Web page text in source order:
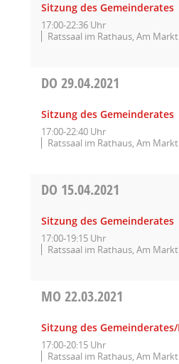
Sitzung des Gemeinderates
17:00-22:36 Uhr
Ratssaal im Rathaus, Am
DO29.04.2021
Sitzung des Gemeinderates
17:00-22:40 Uhr
Ratssaal im Rathaus, Am
DO 15.04.2021
Sitzung des Gemeinderates
17:00-19:15 Uhr
Ratssaal im Rathaus, Am
MO22.03.2021
Sitzung des
17:00-20:15 Uhr
Ratssaal im Rathaus, Am